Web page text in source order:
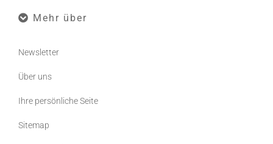
Mehr über
Newsletter
Über uns
Ihre persönliche Seite
Sitemap